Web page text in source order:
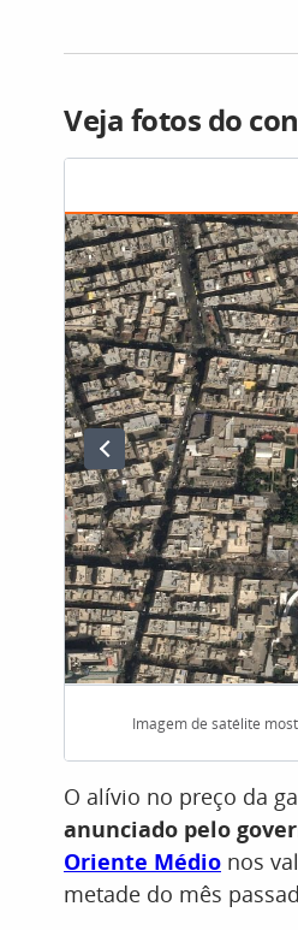
Veja fotos do
Imagem de satélite
O alívio no preço da
anunciado pelo
Oriente Médio nos
metade do mês